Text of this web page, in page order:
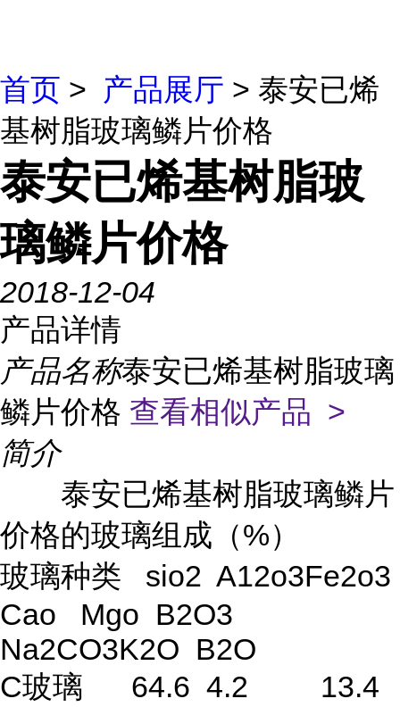
首页 > 产品展厅 > 泰安已烯
基树脂玻璃鳞片价格
泰安已烯基树脂玻
璃鳞片价格
2018-12-04
产品详情
产品名称泰安已烯基树脂玻璃
鳞片价格 查看相似产品 >
简介
泰安已烯基树脂玻璃鳞片
价格的玻璃组成（%）
玻璃种类 sio2 A12o3Fe2o3
Cao Mgo B2O3
Na2CO3K2O B2O
C玻璃 64.6 4.2 13.4